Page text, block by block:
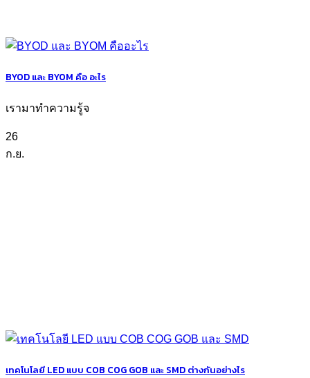
BYOD และ BYOM คือ อะไร
เรามาทำความรู้จ
26
ก.ย.
เทคโนโลยี LED แบบ COB COG GOB และ SMD ต่างกันอย่างไร